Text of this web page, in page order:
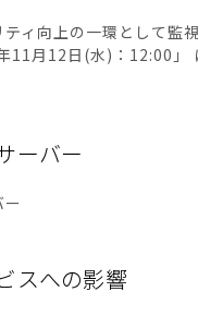
ティ向上の一環として監
11月12日(水)：12:00」
ーバー
スへの影響